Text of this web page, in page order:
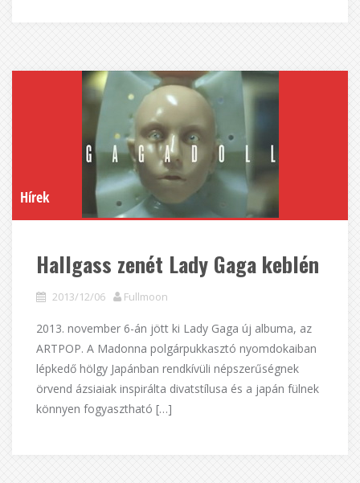
Hírek
Hallgass zenét Lady Gaga keblén
2013/12/06 Fullmoon
2013. november 6-án jött ki Lady Gaga új albuma, az
ARTPOP. A Madonna polgárpukkasztó nyomdokaiban
lépkedő hölgy Japánban rendkívüli népszerűségnek
örvend ázsiaiak inspirálta divatstílusa és a japán fülnek
könnyen fogyasztható […]